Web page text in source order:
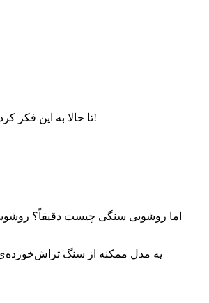
تا حالا به این فکر کردی که چرا بعضی سرویس‌های بهداشتی یه حس خاص، لوکس و حتی آرامش خوبی دارن؟ همون حسیه که وقتی واردش می‌شی، ناخودآگاه می‌گی: عه! چه خوشگله!
اما روشویی سنگی چیست دقیقاً؟
یه مدل ممکنه از سنگ